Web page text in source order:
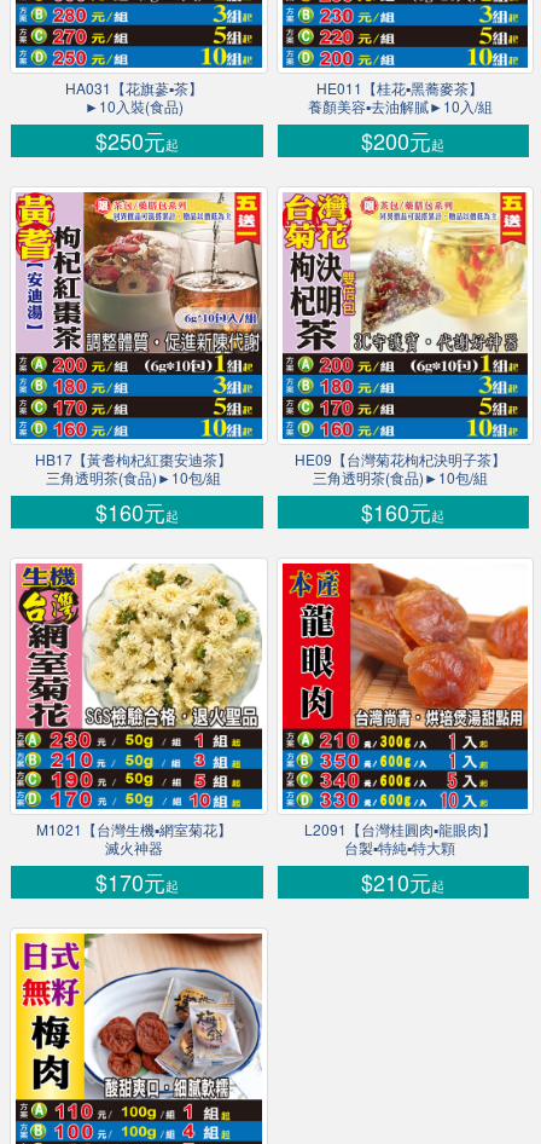
HA031【花旗蔘▪茶】
►10入裝(食品)
$250元起
HE011【桂花▪黑蕎麥茶】
養顏美容▪去油解膩►10入/組
$200元起
HB17【黃耆枸杞紅棗安迪茶】
三角透明茶(食品)►10包/組
$160元起
HE09【台灣菊花枸杞決明子茶】
三角透明茶(食品)►10包/組
$160元起
M1021【台灣生機▪網室菊花】
滅火神器
$170元起
L2091【台灣桂圓肉▪龍眼肉】
台製▪特純▪特大顆
$210元起